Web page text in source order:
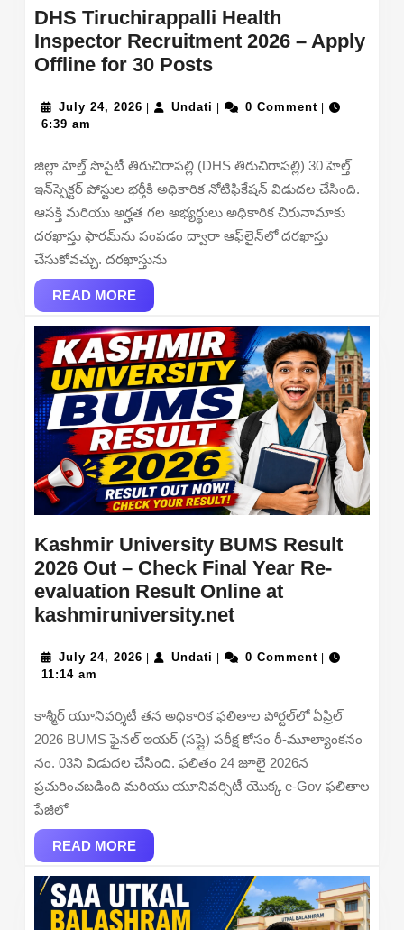
DHS Tiruchirappalli Health
Inspector Recruitment 2026 – Apply
Offline for 30 PostsDHS
Health
Recruitment
2026
–
Apply
Offline
Posts
July 24, 2026 July
Undati Undati0 Comment
6:39 am
జిల్లా హెల్త్ సొసైటీ తిరుచిరాపల్లి (DHS తిరుచిరాపల్లి) 30 హెల్త్
ఇన్‌స్పెక్టర్ పోస్టుల భర్తీకి అధికారిక నోటిఫికేషన్ విడుదల చేసింది.
ఆసక్తి మరియు అర్హత గల అభ్యర్థులు అధికారిక చిరునామాకు
దరఖాస్తు ఫారమ్‌ను పంపడం ద్వారా ఆఫ్‌లైన్‌లో దరఖాస్తు
చేసుకోవచ్చు. దరఖాస్తును
READ MOREREAD
MORE
Kashmir University BUMS Result
2026 Out – Check Final Year Re-
evaluation Result Online at
kashmiruniversity.netKashmir
BUMS
2026
Out
–
Check
Final
evaluation
Result
Online
July 24, 2026 July
| Undati Undati
| 0 Comment |
11:14 am
కాశ్మీర్ యూనివర్శిటీ తన అధికారిక ఫలితాల పోర్టల్‌లో ఏప్రిల్
2026 BUMS ఫైనల్ ఇయర్ (సప్లై) పరీక్ష కోసం రీ-మూల్యాంకనం
నం. 03ని విడుదల చేసింది. ఫలితం 24 జూలై 2026న
ప్రచురించబడింది మరియు యూనివర్సిటీ యొక్క e-Gov ఫలితాల
పేజీలో
READ MOREREAD
MORE